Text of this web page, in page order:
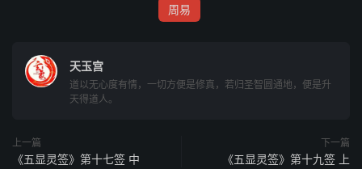
解曰：喜事重重，美在丑中，翻云覆雨，吉
鲤化龙
周易
天玉宫
道以无心度有情，一切方便是修真，若归圣智圆通地，便是升
天得道人。
上一篇
《五显灵签》第十七签 中
下一篇
《五显灵签》第十九签 上